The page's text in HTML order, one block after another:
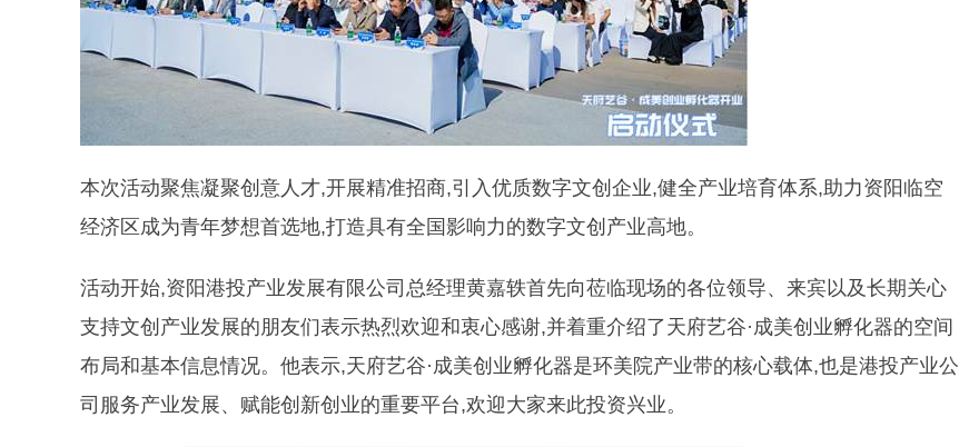
本次活动聚焦凝聚创意人才,开展精准招商,引入优质数字文创企业,健全产业培育体系,助力资阳临空
经济区成为青年梦想首选地,打造具有全国影响力的数字文创产业高地。
活动开始,资阳港投产业发展有限公司总经理黄嘉轶首先向莅临现场的各位领导、来宾以及长期关心
支持文创产业发展的朋友们表示热烈欢迎和衷心感谢,并着重介绍了天府艺谷·成美创业孵化器的空间
布局和基本信息情况。他表示,天府艺谷·成美创业孵化器是环美院产业带的核心载体,也是港投产业公
司服务产业发展、赋能创新创业的重要平台,欢迎大家来此投资兴业。